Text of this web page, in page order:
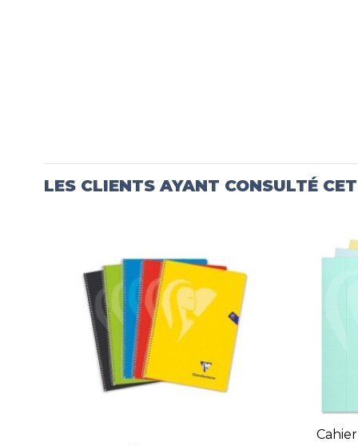
LES CLIENTS AYANT CONSULTÉ